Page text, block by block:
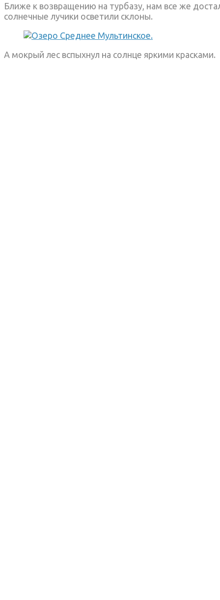
Ближе к возвращению на турбазу, нам все же
солнечные лучики осветили склоны.
А мокрый лес вспыхнул на солнце яркими красками.